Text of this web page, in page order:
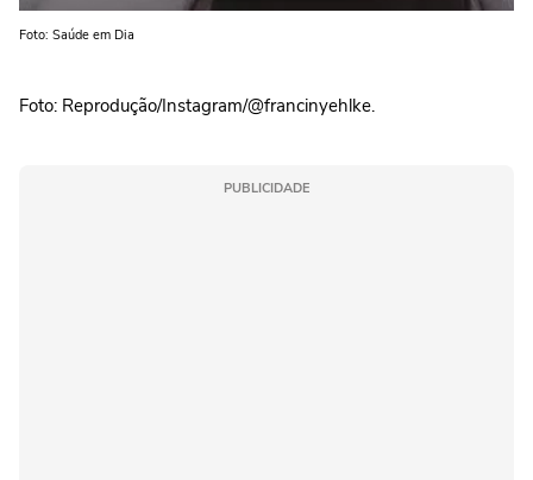
Foto: Saúde em Dia
Foto: Reprodução/Instagram/@francinyehlke.
PUBLICIDADE